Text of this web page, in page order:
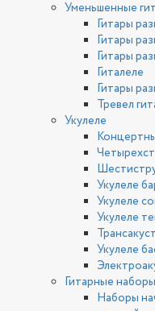
Уменьшенные
Гитары
Гитары
Гитары
Гиталеле
Гитары
Тревел
Укулеле
Укулеле
Укулеле
Укулеле
Укулеле
Гитарные наборы
Наборы